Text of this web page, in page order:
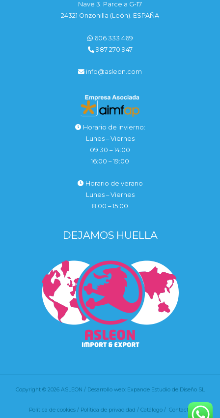
Nave 3. Parcela G-17
24321 Onzonilla (León). ESPAÑA
606 333 469
987 270 947
info@asleon.com
Horario de invierno:
Lunes – Viernes
09:30 – 14:00
16:00 – 19:00
Horario de verano
Lunes – Viernes
8:00 – 15:00
DEJAMOS HUELLA
Copyright © 2026 ASLEON / Desarrollo web: Expande Estudio de Diseño SL
Política de cookies/ Política de privacidad / Catálogo / Contacto